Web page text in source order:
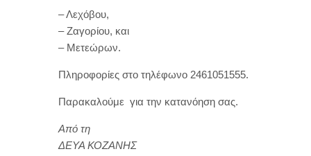
– Λεχόβου,
– Ζαγορίου, και
– Μετεώρων.
Πληροφορίες στο τηλέφωνο 2461051555.
Παρακαλούμε για την κατανόηση σας.
Από τη
ΔΕΥΑ ΚΟΖΑΝΗΣ